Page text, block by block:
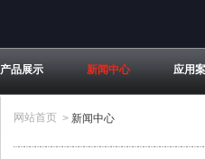
产品展示 新闻中心 应用
网站首页 > 新闻中心